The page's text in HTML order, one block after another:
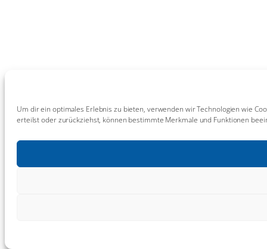
Um dir ein optimales Erlebnis zu bieten, verwenden wir Technologien wie
erteilst oder zurückziehst, können bestimmte Merkmale und Funktionen